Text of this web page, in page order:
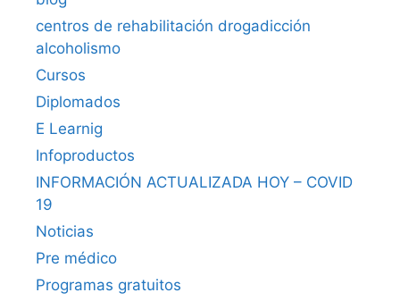
centros de rehabilitación drogadicción
alcoholismo
Cursos
Diplomados
E Learnig
Infoproductos
INFORMACIÓN ACTUALIZADA HOY – COVID
19
Noticias
Pre médico
Programas gratuitos